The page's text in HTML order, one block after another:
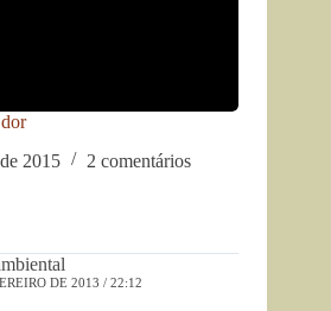
2015
2 comentários
DE 2013 / 22:12